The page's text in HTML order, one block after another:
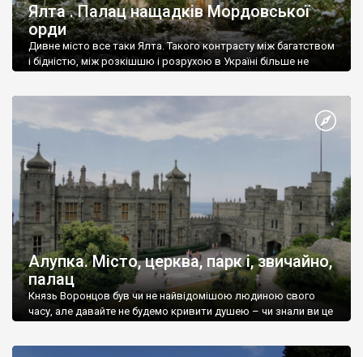
Ялта . Палац нащадків Мордовської
орди
Дивне місто все таки Ялта. Такого контрасту між багатством
і бідністю, між розкішшю і розрухою в Україні більше не
Алупка. Місто, церква, парк і, звичайно,
палац
Князь Воронцов був чи не найвідомішою людиною свого
часу, але давайте не будемо кривити душею – чи знали ви це